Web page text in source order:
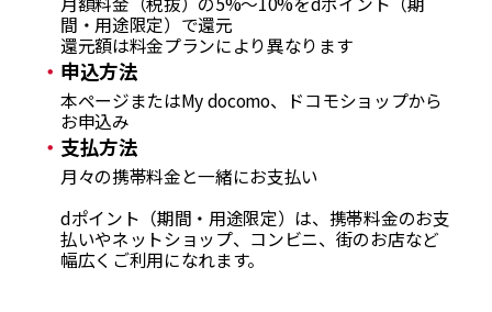
間・用途限定）で還元
還元額は料金プランにより異なります
申込方法
本ページまたはMy docomo、ドコモショップから
お申込み
支払方法
月々の携帯料金と一緒にお支払い
dポイント（期間・用途限定）は、携帯料金のお支
払いやネットショップ、コンビニ、街のお店など
幅広くご利用になれます。